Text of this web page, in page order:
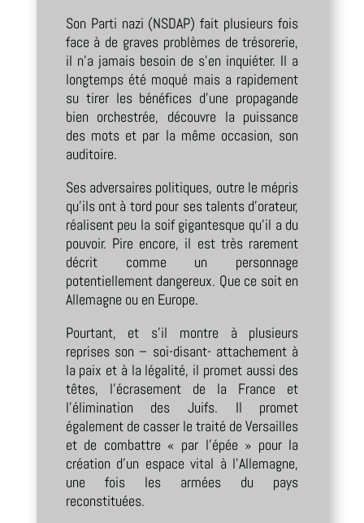
Son Parti nazi (NSDAP) fait plusieurs fois
face à de graves problèmes de trésorerie,
il n’a jamais besoin de s’en inquiéter. Il a
longtemps été moqué mais a rapidement
su tirer les bénéfices d’une propagande
bien orchestrée, découvre la puissance
des mots et par la même occasion, son
auditoire.
Ses adversaires politiques, outre le mépris
qu’ils ont à tord pour ses talents d’orateur,
réalisent peu la soif gigantesque qu’il a du
pouvoir. Pire encore, il est très rarement
décrit comme un personnage
potentiellement dangereux. Que ce soit en
Allemagne ou en Europe.
Pourtant, et s’il montre à plusieurs
reprises son – soi-disant- attachement à
la paix et à la légalité, il promet aussi des
têtes, l’écrasement de la France et
l’élimination des Juifs. Il promet
également de casser le traité de Versailles
et de combattre « par l’épée » pour la
création d’un espace vital à l’Allemagne,
une fois les armées du pays
reconstituées.